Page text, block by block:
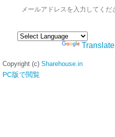
Translate
Copyright (c) Sharehouse.in
PC版で閲覧